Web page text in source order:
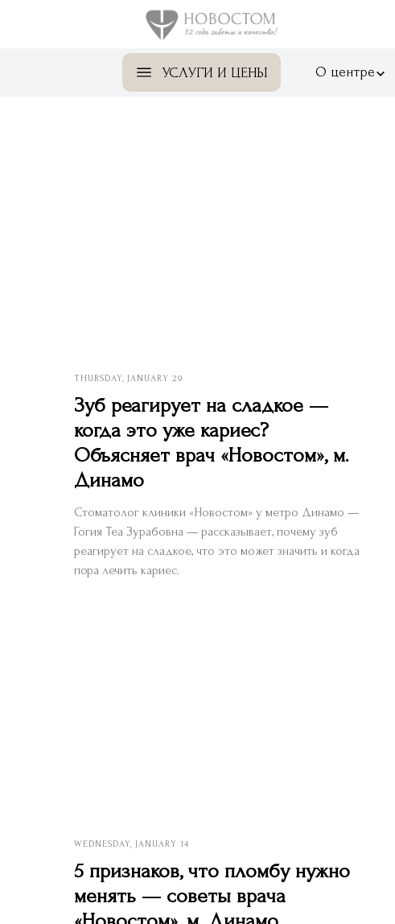
О центре
УСЛУГИ И ЦЕНЫ
THURSDAY, JANUARY 29
Зуб реагирует на сладкое —
когда это уже кариес?
Объясняет врач «Новостом», м.
Динамо
Стоматолог клиники «Новостом» у метро Динамо —
Гогия Теа Зурабовна — рассказывает, почему зуб
реагирует на сладкое, что это может значить и когда
пора лечить кариес.
WEDNESDAY, JANUARY 14
5 признаков, что пломбу нужно
менять — советы врача